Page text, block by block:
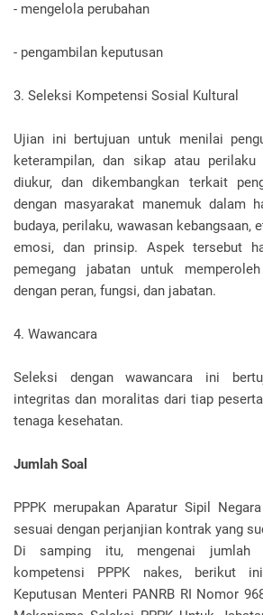
- mengelola perubahan
- pengambilan keputusan
3. Seleksi Kompetensi Sosial Kultural
Ujian ini bertujuan untuk menilai
keterampilan, dan sikap atau
diukur, dan dikembangkan terkait
dengan masyarakat manemuk dalam
budaya, perilaku, wawasan kebangsaan,
emosi, dan prinsip. Aspek tersebut
pemegang jabatan untuk
dengan peran, fungsi, dan jabatan.
4. Wawancara
Seleksi dengan wawancara ini
integritas dan moralitas dari tiap
tenaga kesehatan.
Jumlah Soal
PPPK merupakan Aparatur Sipil
sesuai dengan perjanjian kontrak yang
Di samping itu, mengenai
kompetensi PPPK nakes, berikut
Keputusan Menteri PANRB RI Nomor